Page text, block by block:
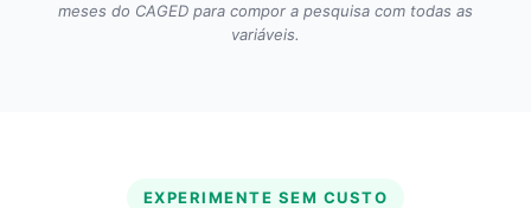
meses do CAGED para compor a pesquisa com todas as
variáveis.
EXPERIMENTE SEM CUSTO